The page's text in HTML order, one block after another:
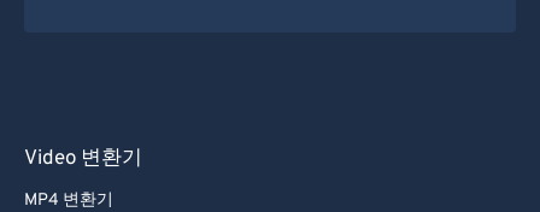
Video 변환기
MP4 변환기